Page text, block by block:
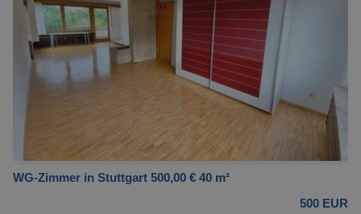
WG-Zimmer in Stuttgart 500,00 € 40 m²
500 EUR